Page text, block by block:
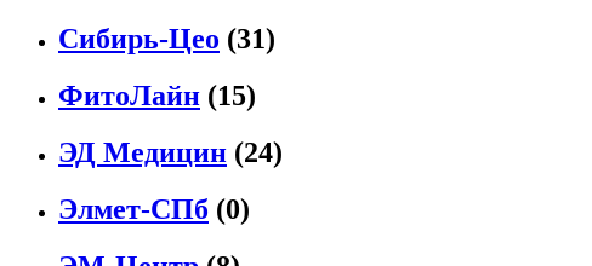
Сибирь-Цео (31)
ФитоЛайн (15)
ЭД Медицин (24)
Элмет-СПб (0)